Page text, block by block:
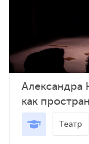
Александра
как
Театр